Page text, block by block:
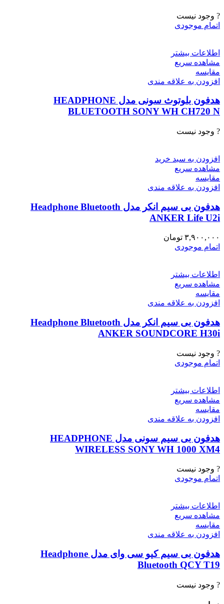
? وجود نیست
اتمام موجودی
اطلاعات بیشتر
مشاهده سریع
مقایسه
افزودن به علاقه مندی
هدفون بلوتوث سونی مدل HEADPHONE
BLUETOOTH SONY WH CH720 N
? وجود نیست
افزودن به سبد خرید
مشاهده سریع
مقایسه
افزودن به علاقه مندی
هدفون بی سیم انکر مدل Headphone Bluetooth
ANKER Life U2i
۳,۹۰۰,۰۰۰ تومان
اتمام موجودی
اطلاعات بیشتر
مشاهده سریع
مقایسه
افزودن به علاقه مندی
هدفون بی سیم انکر مدل Headphone Bluetooth
ANKER SOUNDCORE H30i
? وجود نیست
اتمام موجودی
اطلاعات بیشتر
مشاهده سریع
مقایسه
افزودن به علاقه مندی
هدفون بی سیم سونی مدل HEADPHONE
WIRELESS SONY WH 1000 XM4
? وجود نیست
اتمام موجودی
اطلاعات بیشتر
مشاهده سریع
مقایسه
افزودن به علاقه مندی
هدفون بی سیم کیو سی وای مدل Headphone
Bluetooth QCY T19
? وجود نیست